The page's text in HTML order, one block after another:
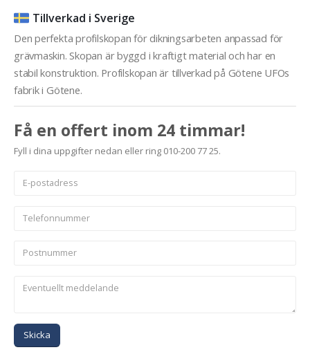
Tillverkad i Sverige
Den perfekta profilskopan för dikningsarbeten anpassad för
grävmaskin. Skopan är byggd i kraftigt material och har en
stabil konstruktion. Profilskopan är tillverkad på Götene UFOs
fabrik i Götene.
Få en offert inom 24 timmar!
Fyll i dina uppgifter nedan eller ring 010-200 77 25.
Skicka